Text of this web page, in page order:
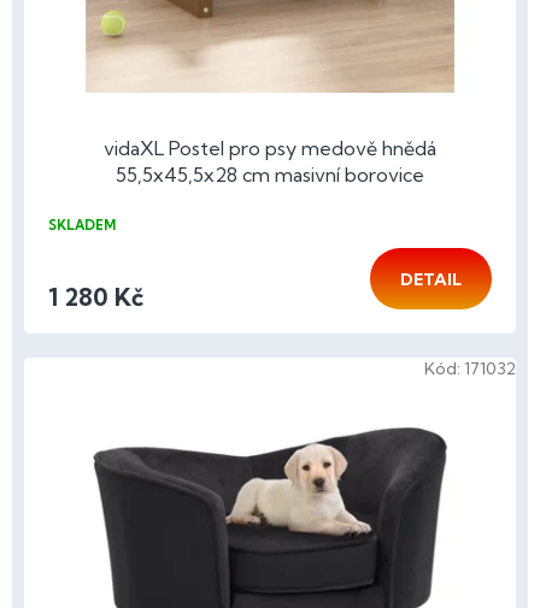
vidaXL Postel pro psy medově hnědá
55,5x45,5x28 cm masivní borovice
SKLADEM
1 280 Kč
DETAIL
Kód: 171032